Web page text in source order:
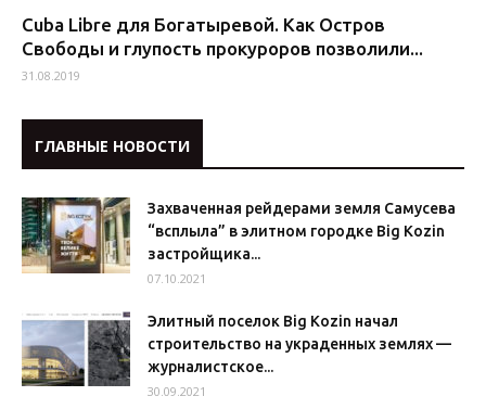
Cuba Libre для Богатыревой. Как Остров
Свободы и глупость прокуроров позволили...
31.08.2019
ГЛАВНЫЕ НОВОСТИ
Захваченная рейдерами земля Самусева
“всплыла” в элитном городке Big Kozin
застройщика...
07.10.2021
Элитный поселок Big Kozin начал
строительство на украденных землях —
журналистское...
30.09.2021